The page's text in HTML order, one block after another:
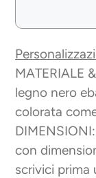
MATERIALE
legno nero
colorata
con
scrivici prima